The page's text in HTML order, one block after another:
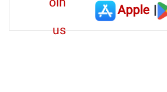
|
Apple